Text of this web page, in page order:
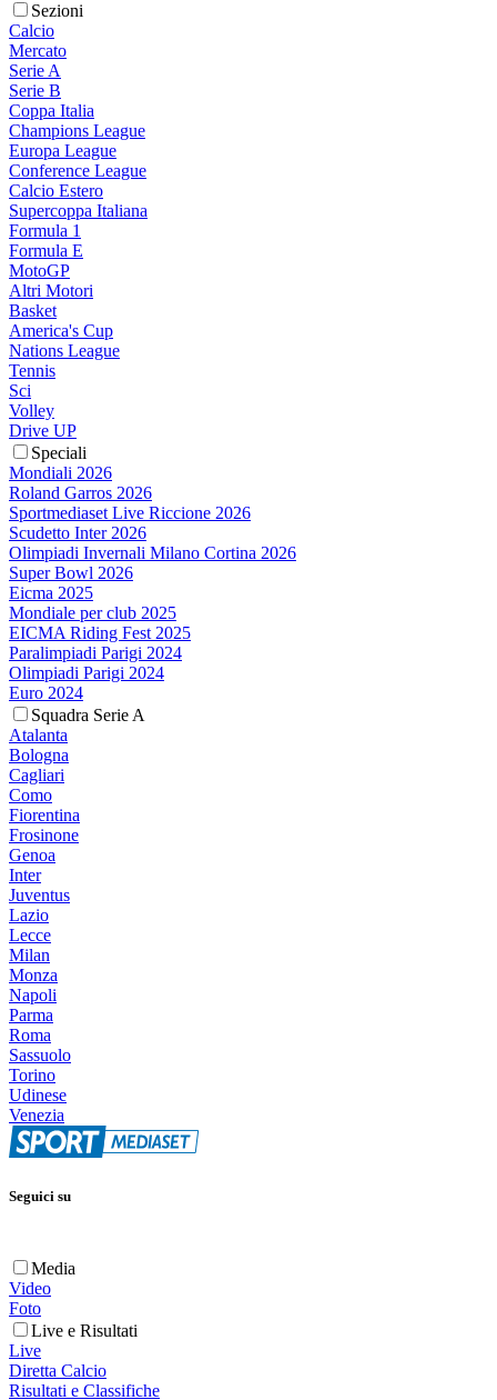
Sezioni
Calcio
Mercato
Serie A
Serie B
Coppa Italia
Champions League
Europa League
Conference League
Calcio Estero
Supercoppa Italiana
Formula 1
Formula E
MotoGP
Altri Motori
Basket
America's Cup
Nations League
Tennis
Sci
Volley
Drive UP
Speciali
Mondiali 2026
Roland Garros 2026
Sportmediaset Live Riccione 2026
Scudetto Inter 2026
Olimpiadi Invernali Milano Cortina 2026
Super Bowl 2026
Eicma 2025
Mondiale per club 2025
EICMA Riding Fest 2025
Paralimpiadi Parigi 2024
Olimpiadi Parigi 2024
Euro 2024
Squadra Serie A
Atalanta
Bologna
Cagliari
Como
Fiorentina
Frosinone
Genoa
Inter
Juventus
Lazio
Lecce
Milan
Monza
Napoli
Parma
Roma
Sassuolo
Torino
Udinese
Venezia
Seguici su
Media
Video
Foto
Live e Risultati
Live
Diretta Calcio
Risultati e Classifiche